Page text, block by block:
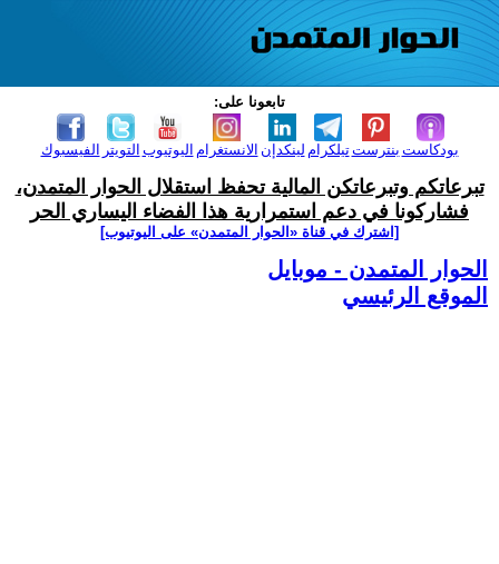
تابعونا على:
الفيسبوك التويتر اليوتيوب الانستغرام لينكدإن تيلكرامبنترست بودكاست
تبرعاتكم وتبرعاتكن المالية تحفظ استقلال الحوار المتمدن،
فشاركونا في دعم استمرارية هذا الفضاء اليساري الحر
[اشترك في قناة ‫«الحوار المتمدن» على اليوتيوب]
الحوار المتمدن - موبايل
الموقع الرئيسي